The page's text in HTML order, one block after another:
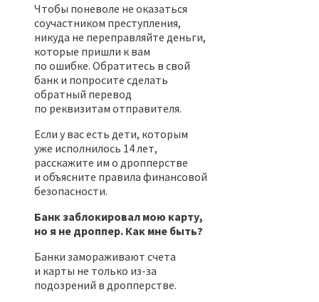
Чтобы поневоле не оказаться
соучастником преступления,
никуда не переправляйте деньги,
которые пришли к вам
по ошибке. Обратитесь в свой
банк и попросите сделать
обратный перевод
по реквизитам отправителя.
Если у вас есть дети, которым
уже исполнилось 14 лет,
расскажите им о дропперстве
и объясните правила финансовой
безопасности.
Банк заблокировал мою карту,
но я не дроппер. Как мне быть?
Банки замораживают счета
и карты не только из-за
подозрений в дропперстве.